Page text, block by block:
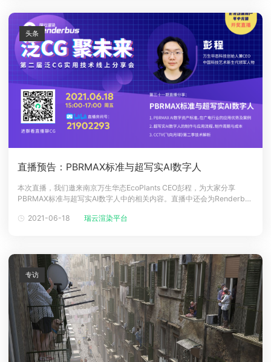
直播预告：PBRMAX标准与超写实AI数字人
本次直播，我们邀来南京万生华态EcoPlants CEO彭程，为大家分享
PBRMAX标准与超写实AI数字人中的相关内容。直播中还会为Renderbus
RTX4000、坚果J7S投影仪、Bose SoundLink Revolve+ 蓝牙音响和华
2021-06-18 瑞云渲染平台
头条
专访